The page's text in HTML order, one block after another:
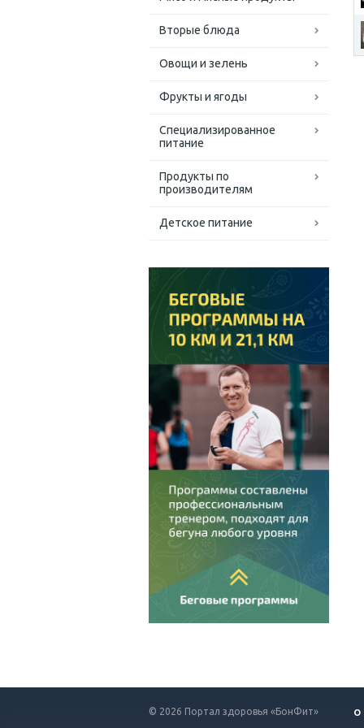
Вторые блюда
Овощи и зелень
Фрукты и ягоды
Специализированное
питание
Продукты по
производителям
Детское питание
© 2026 Портал здоровья «БонФит» О